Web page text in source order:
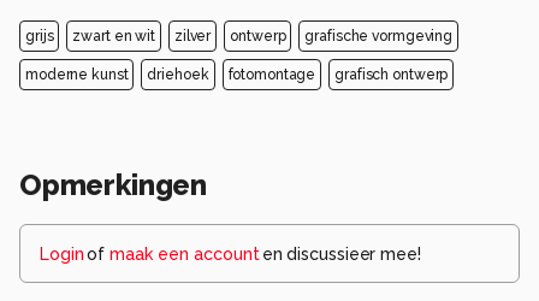
grijs zwart en wit zilver ontwerp grafische vormgeving
moderne kunst driehoek fotomontage grafisch ontwerp
Opmerkingen
Loginof maak een account en discussieer mee!